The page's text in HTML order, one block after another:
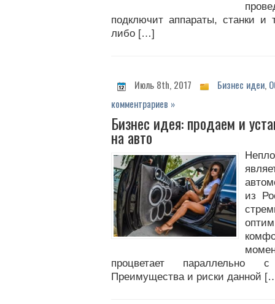
подключит аппараты, станки и
либо […]
Июль 8th, 2017 Бизнес идеи,
комментрариев »
Бизнес идея: продаем и
на авто
из
процветает параллельно
Преимущества и риски данной